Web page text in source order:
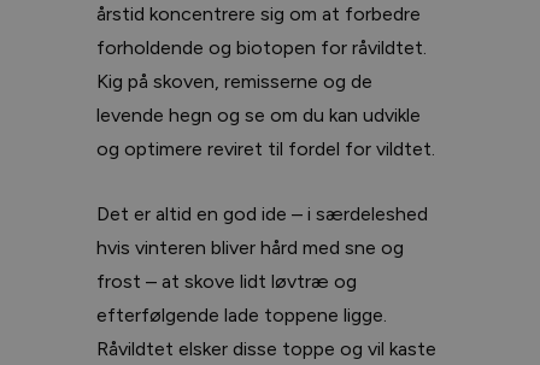
årstid koncentrere sig om at forbedre
forholdende og biotopen for råvildtet.
Kig på skoven, remisserne og de
levende hegn og se om du kan udvikle
og optimere reviret til fordel for vildtet.
Det er altid en god ide – i særdeleshed
hvis vinteren bliver hård med sne og
frost – at skove lidt løvtræ og
efterfølgende lade toppene ligge.
Råvildtet elsker disse toppe og vil kaste